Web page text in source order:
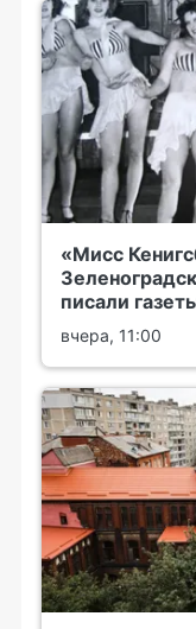
«Мисс
писали
вчера, 11:00